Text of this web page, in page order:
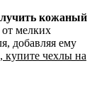
кожаный
мелких
добавляя ему
купите чехлы на